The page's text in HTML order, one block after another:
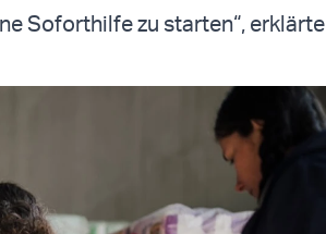
Soforthilfe zu starten“, erklärte